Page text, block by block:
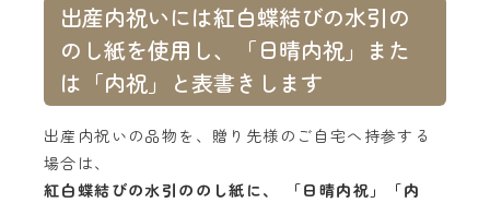
出産内祝いには紅白蝶結びの水引の
のし紙を使用し、「日晴内祝」また
は「内祝」と表書きします
出産内祝いの品物を、贈り先様のご自宅へ持参する
場合は、
紅白蝶結びの水引ののし紙に、 「日晴内祝」「内